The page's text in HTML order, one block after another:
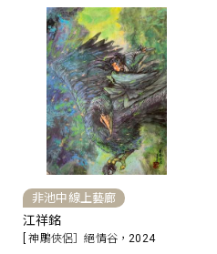
非池中線上藝廊
江祥銘
[ 神鵰俠侶］絕情谷，2024